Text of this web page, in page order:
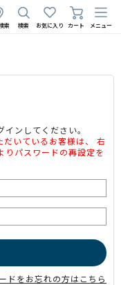
索 検索 お気に入り カート メニュー
ンしてください。
いているお客様は、 右
りパスワードの再設定を
ドをお忘れの方はこちら